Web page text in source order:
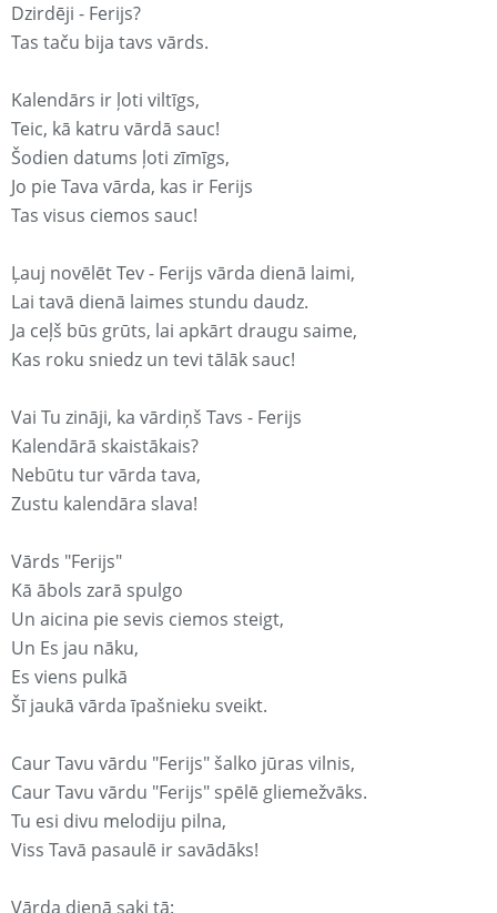
Dzirdēji - Ferijs?
Tas taču bija tavs vārds.
Kalendārs ir ļoti viltīgs,
Teic, kā katru vārdā sauc!
Šodien datums ļoti zīmīgs,
Jo pie Tava vārda, kas ir Ferijs
Tas visus ciemos sauc!
Ļauj novēlēt Tev - Ferijs vārda dienā laimi,
Lai tavā dienā laimes stundu daudz.
Ja ceļš būs grūts, lai apkārt draugu saime,
Kas roku sniedz un tevi tālāk sauc!
Vai Tu zināji, ka vārdiņš Tavs - Ferijs
Kalendārā skaistākais?
Nebūtu tur vārda tava,
Zustu kalendāra slava!
Vārds "Ferijs"
Kā ābols zarā spulgo
Un aicina pie sevis ciemos steigt,
Un Es jau nāku,
Es viens pulkā
Šī jaukā vārda īpašnieku sveikt.
Caur Tavu vārdu "Ferijs" šalko jūras vilnis,
Caur Tavu vārdu "Ferijs" spēlē gliemežvāks.
Tu esi divu melodiju pilna,
Viss Tavā pasaulē ir savādāks!
Vārda dienā saki tā: